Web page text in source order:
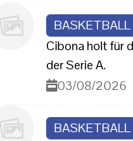
BASKETBALL
Cibona holt für
der Serie A.
03/08/2026
BASKETBALL